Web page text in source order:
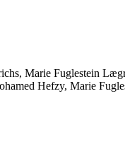
Marie Fuglestein
Hefzy, Marie